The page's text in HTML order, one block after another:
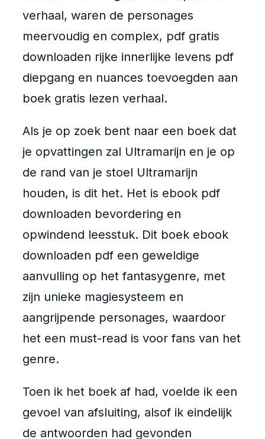
verhaal, waren de personages
meervoudig en complex, pdf gratis
downloaden rijke innerlijke levens pdf
diepgang en nuances toevoegden aan
boek gratis lezen verhaal.
Als je op zoek bent naar een boek dat
je opvattingen zal Ultramarijn en je op
de rand van je stoel Ultramarijn
houden, is dit het. Het is ebook pdf
downloaden bevordering en
opwindend leesstuk. Dit boek ebook
downloaden pdf een geweldige
aanvulling op het fantasygenre, met
zijn unieke magiesysteem en
aangrijpende personages, waardoor
het een must-read is voor fans van het
genre.
Toen ik het boek af had, voelde ik een
gevoel van afsluiting, alsof ik eindelijk
de antwoorden had gevonden